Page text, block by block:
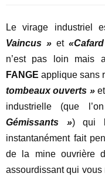
Le virage industriel
Vaincus » et
n’est pas loin mais
FANGE applique sans
tombeaux ouverts »et
industrielle (que
Gémissants ») qui
instantanément fait
de la mine ouvrière
assourdissant qui